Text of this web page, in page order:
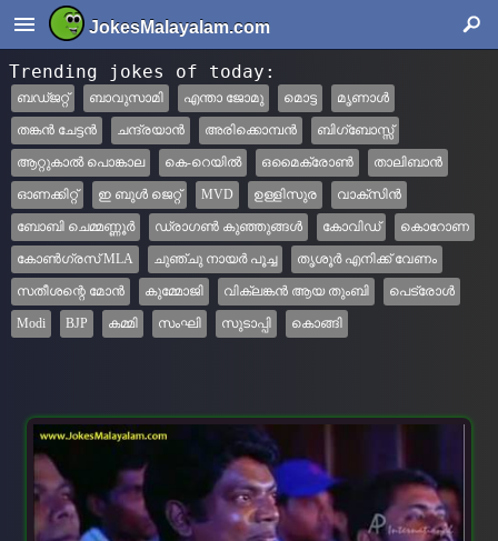
Trending jokes of today:
ബഡ്ജറ്റ് ബാവുസാമി എന്താ ജോമു മൊട്ട മൃണാള്‍
തങ്കന്‍ ചേട്ടന്‍ ചന്ദ്രയാന്‍ അരിക്കൊമ്പൻ ബിഗ്‌ബോസ്സ്
ആറ്റുകാൽ പൊങ്കാല കെ-റെയില്‍ ഒമൈക്രോണ്‍ താലിബാന്‍
ഓണക്കിറ്റ്‌ ഇ ബുള്‍ ജെറ്റ് MVD ഉള്ളിസുര വാക്സിന്‍
ബോബി ചെമ്മണ്ണൂര്‍ ഡ്രാഗൺ കുഞ്ഞുങ്ങൾ കോവിഡ് കൊറോണ
കോണ്‍ഗ്രസ് MLA ചുഞ്ചു നായർ പൂച്ച തൃശൂര്‍ എനിക്ക് വേണം
സതീശന്റെ മോൻ കുമ്മോജി വിക്ലങ്കന്‍ ആയ തുംബി പെട്രോള്‍
Modi BJP കമ്മി സംഘി സുടാപ്പി കൊങ്ങി
JokesMalayalam.com